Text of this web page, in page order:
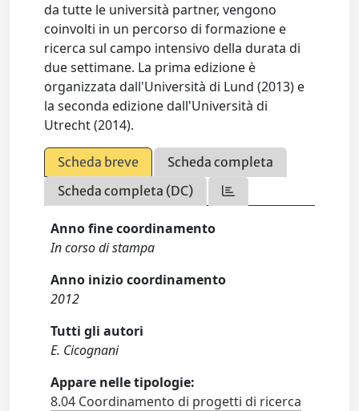
da tutte le università partner, vengono
coinvolti in un percorso di formazione e
ricerca sul campo intensivo della durata di
due settimane. La prima edizione è
organizzata dall'Università di Lund (2013) e
la seconda edizione dall'Università di
Utrecht (2014).
Scheda breve
Scheda completa
Scheda completa (DC)
Anno fine coordinamento
In corso di stampa
Anno inizio coordinamento
2012
Tutti gli autori
E. Cicognani
Appare nelle tipologie:
8.04 Coordinamento di progetti di ricerca